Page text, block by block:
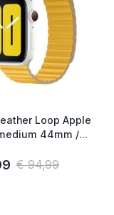
Loop Apple
44mm /
€ 94,99